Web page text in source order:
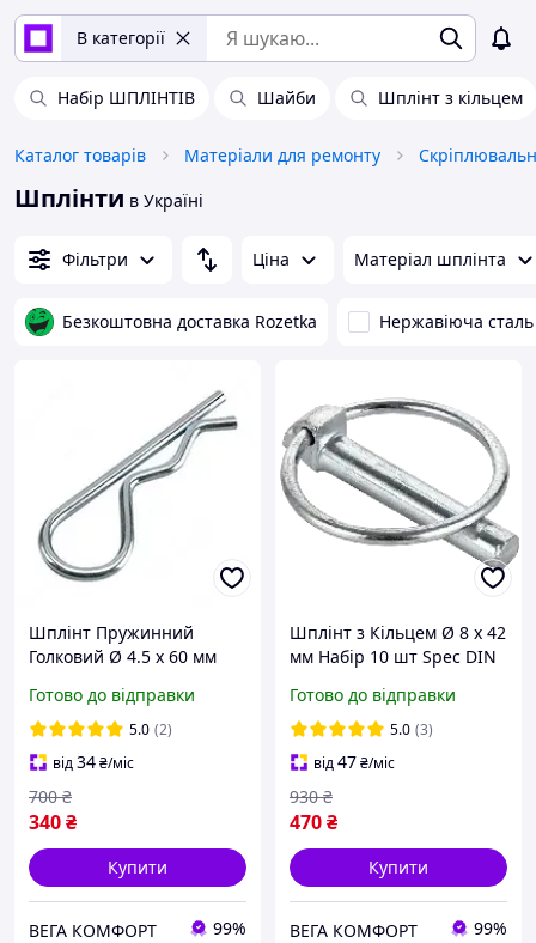
В категорії
Набір ШПЛІНТІВ Шайби Шплінт з кільцем
Каталог товарів Матеріали для ремонту
Шплінти в Україні
Фільтри Ціна Матеріал шплінта
Безкоштовна доставка Rozetka Нержавіюча сталь
Шплінт Пружинний
Голковий Ø 4.5 х 60 мм
Готово до відправки
5.0 (2)
від34₴/міс
340₴
700 ₴
Купити
ВЕГА КОМФОРТ 99%
Шплінт з Кільцем Ø 8 х 42
мм Набір 10 шт Spec DIN
Готово до відправки
5.0 (3)
від47₴/міс
470₴
930 ₴
Купити
ВЕГА КОМФОРТ 99%